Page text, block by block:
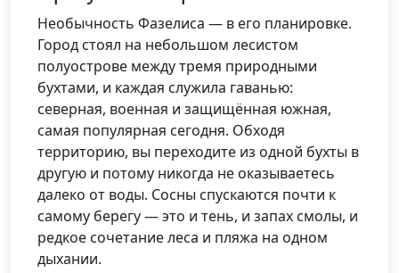
Необычность Фазелиса — в его планировке.
Город стоял на небольшом лесистом
полуострове между тремя природными
бухтами, и каждая служила гаванью:
северная, военная и защищённая южная,
самая популярная сегодня. Обходя
территорию, вы переходите из одной бухты в
другую и потому никогда не оказываетесь
далеко от воды. Сосны спускаются почти к
самому берегу — это и тень, и запах смолы, и
редкое сочетание леса и пляжа на одном
дыхании.